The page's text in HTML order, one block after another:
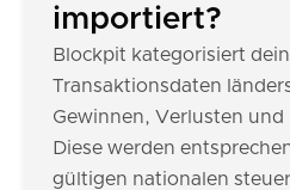
importiert?
Blockpit kategorisiert
Transaktionsdaten
Gewinnen, Verlusten
Diese werden
gültigen nationalen